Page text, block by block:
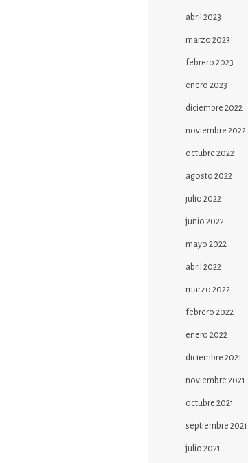
abril 2023
marzo 2023
febrero 2023
enero 2023
diciembre 2022
noviembre 2022
octubre 2022
agosto 2022
julio 2022
junio 2022
mayo 2022
abril 2022
marzo 2022
febrero 2022
enero 2022
diciembre 2021
noviembre 2021
octubre 2021
septiembre 2021
julio 2021